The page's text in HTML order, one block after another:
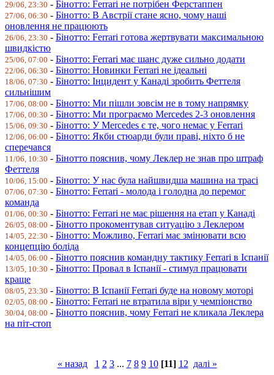
29/06, 23:30 - Бінотто: Ferrari не потрібен Ферстаппен
27/06, 06:30 - Бінотто: В Австрії стане ясно, чому наші
оновлення не працюють
26/06, 23:30 - Бінотто: Ferrari готова жертвувати максимальною
швидкістю
25/06, 07:00 - Бінотто: Ferrari має шанс дуже сильно додати
22/06, 06:30 - Бінотто: Новинки Ferrari не ідеальні
18/06, 07:30 - Бінотто: Інцидент у Канаді зробить Феттеля
сильнішим
17/06, 08:00 - Бінотто: Ми пішли зовсім не в тому напрямку
17/06, 00:30 - Бінотто: Ми програємо Mercedes 2-3 оновлення
15/06, 09:30 - Бінотто: У Mercedes є те, чого немає у Ferrari
12/06, 06:00 - Бінотто: Якби стюарди були праві, ніхто б не
сперечався
11/06, 10:30 - Бінотто пояснив, чому Леклер не знав про штраф
Феттеля
10/06, 15:00 - Бінотто: У нас була найшвидша машина на трасі
07/06, 07:30 - Бінотто: Ferrari - молода і голодна до перемог
команда
01/06, 00:30 - Бінотто: Ferrari не має рішення на етап у Канаді
26/05, 08:00 - Бінотто прокоментував ситуацію з Леклером
14/05, 22:30 - Бінотто: Можливо, Ferrari має змінювати всю
концепцію боліда
14/05, 06:00 - Бінотто пояснив командну тактику Ferrari в Іспанії
13/05, 10:30 - Бінотто: Провал в Іспанії - стимул працювати
краще
08/05, 23:30 - Бінотто: В Іспанії Ferrari буде на новому моторі
02/05, 08:00 - Бінотто: Ferrari не втратила віри у чемпіонство
30/04, 08:00 - Бінотто пояснив, чому Ferrari не кликала Леклера
на піт-стоп
« назад 1 2 3... 7 8 9 10 [11] 12 далі »